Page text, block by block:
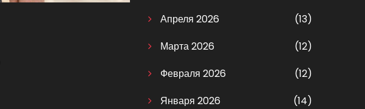
Апреля 2026
(13)
Марта 2026
(12)
Февраля 2026
(12)
Января 2026
(14)